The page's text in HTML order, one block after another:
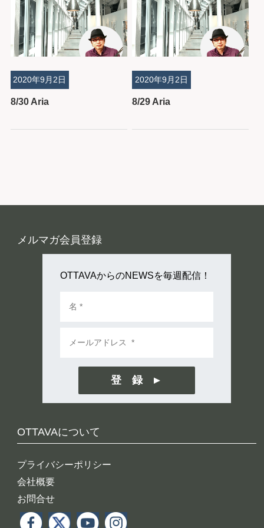
8/30 Aria
2020年9月2日
8/29 Aria
2020年9月2日
OTTAVAについて
プライバシーポリシー
会社概要
お問合せ
メルマガ会員登録
OTTAVAからのNEWSを毎週配信！
登 録